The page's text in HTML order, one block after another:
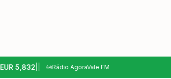
EUR 5,832 Rádio AgoraVale FM